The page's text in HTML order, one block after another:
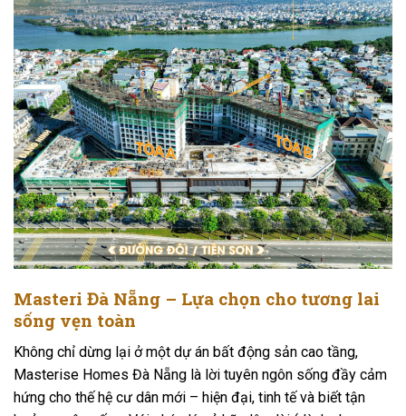
Masteri Đà Nẵng – Lựa chọn cho tương lai
sống vẹn toàn
Không chỉ dừng lại ở một dự án bất động sản cao tầng,
Masterise Homes Đà Nẵng là lời tuyên ngôn sống đầy cảm
hứng cho thế hệ cư dân mới – hiện đại, tinh tế và biết tận